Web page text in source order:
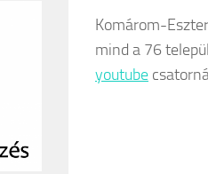
Komárom-
mind a 76
youtube